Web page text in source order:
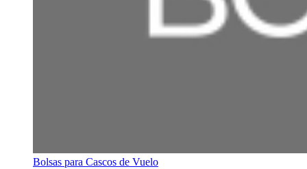
Bolsas para Cascos de Vuelo